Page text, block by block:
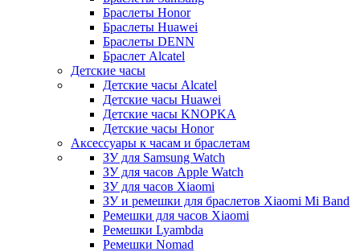
Браслеты Honor
Браслеты Huawei
Браслеты DENN
Браслет Alcatel
Детские часы
Детские часы Alcatel
Детские часы Huawei
Детские часы KNOPKA
Детские часы Honor
Аксессуары к часам и браслетам
ЗУ для Samsung Watch
ЗУ для часов Apple Watch
ЗУ для часов Xiaomi
ЗУ и ремешки для браслетов Xiaomi Mi Band
Ремешки для часов Xiaomi
Ремешки Lyambda
Ремешки Nomad